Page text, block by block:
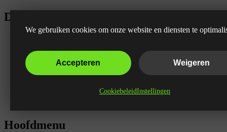
De Wifi Specialist
Hoofdmenu
We gebruiken cookies om onze website en diensten te
Accepteren Weigeren
CookiebeleidInstellingen